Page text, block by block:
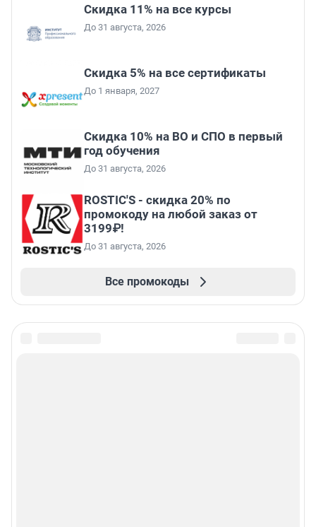
Скидка 11% на все курсы
До 31 августа, 2026
Скидка 5% на все сертификаты
До 1 января, 2027
Скидка 10% на ВО и СПО в первый
год обучения
До 31 августа, 2026
ROSTIC'S - скидка 20% по
промокоду на любой заказ от
3199₽!
До 31 августа, 2026
Все промокоды